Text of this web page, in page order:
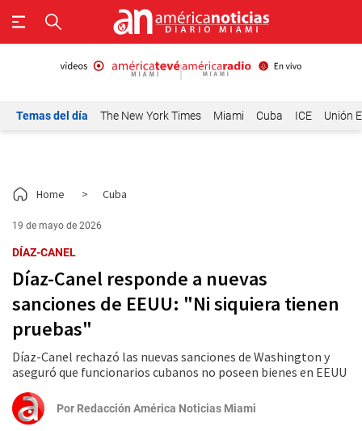
Temas del día The New York Times Miami Cuba ICE Unión
Home > Cuba
19 de mayo de 2026
DÍAZ-CANEL
Díaz-Canel responde a nuevas
sanciones de EEUU: "Ni siquiera tienen
pruebas"
Díaz-Canel rechazó las nuevas sanciones de Washington y
aseguró que funcionarios cubanos no poseen bienes en EEUU
Por Redacción América Noticias Miami